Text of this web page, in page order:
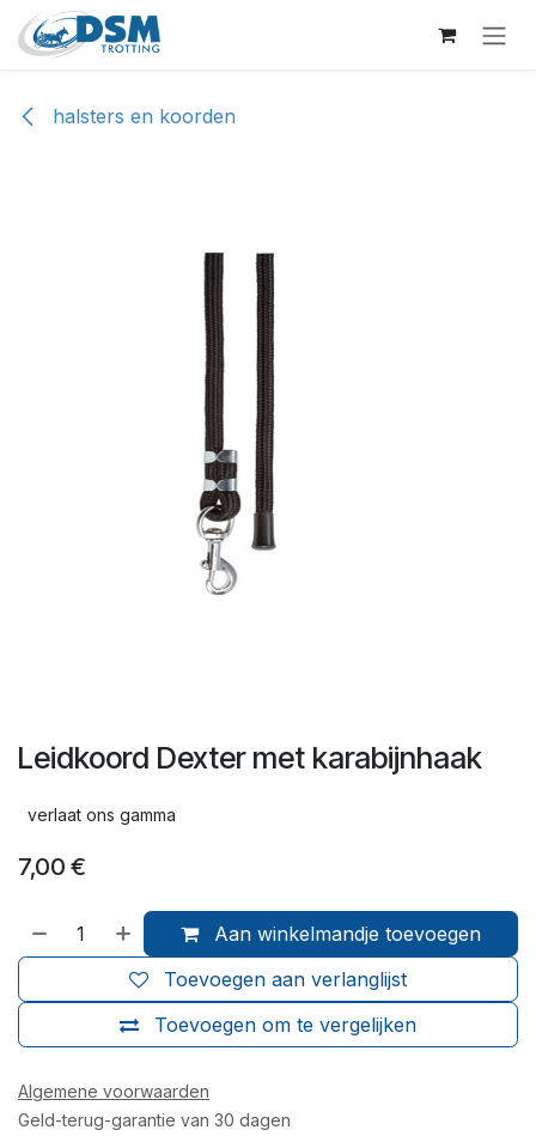
Overslaan naar inhoud
halsters en koorden
Leidkoord Dexter met karabijnhaak
verlaat ons gamma
7,00 €
Aan winkelmandje toevoegen
Toevoegen om te vergelijken
Toevoegen aan verlanglijst
Algemene voorwaarden
Geld-terug-garantie van 30 dagen